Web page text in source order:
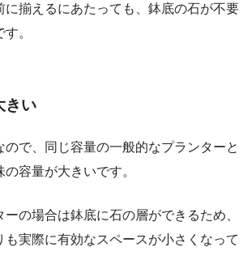
に揃えるにあたっても、鉢底の石が不要
。
きい
ので、同じ容量の一般的なプランターと
容量が大きいです。
の場合は鉢底に石の層ができるため、
も実際に有効なスペースが小さくなって